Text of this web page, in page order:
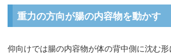
重力の方向が腸の内容物を動かす
仰向けでは腸の内容物が体の背中側に沈む